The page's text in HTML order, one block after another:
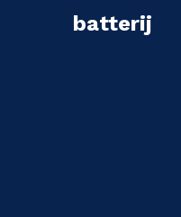
batterij